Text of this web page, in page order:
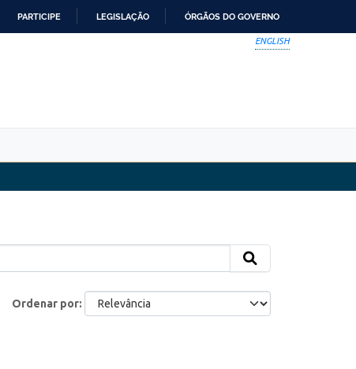
PARTICIPE LEGISLAÇÃO ÓRGÃOS DO GOVERNO
ENGLISH
Ordenar por